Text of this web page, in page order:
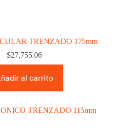
TRENZADO 175mm
$27,755.06
al carrito